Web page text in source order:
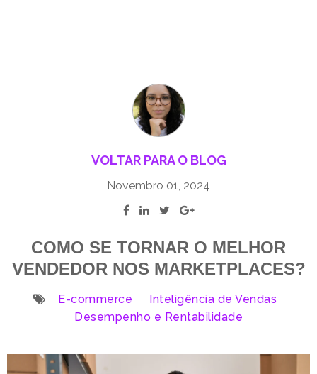
VOLTAR PARA O BLOG
Novembro 01, 2024
COMO SE TORNAR O MELHOR
VENDEDOR NOS MARKETPLACES?
E-commerce
Inteligência de Vendas
Desempenho e Rentabilidade